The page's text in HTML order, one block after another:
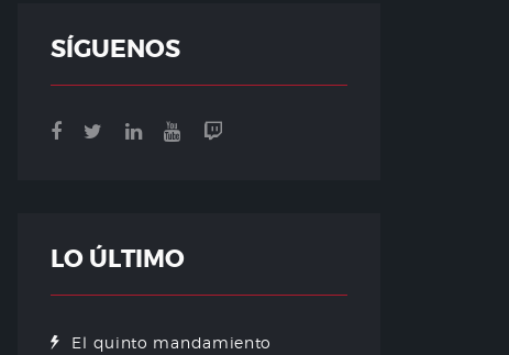
SÍGUENOS
LO ÚLTIMO
El quinto mandamiento